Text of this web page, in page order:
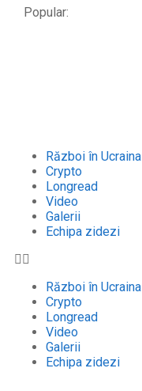
Popular:
Război în Ucraina
Crypto
Longread
Video
Galerii
Echipa zidezi
Război în Ucraina
Crypto
Longread
Video
Galerii
Echipa zidezi